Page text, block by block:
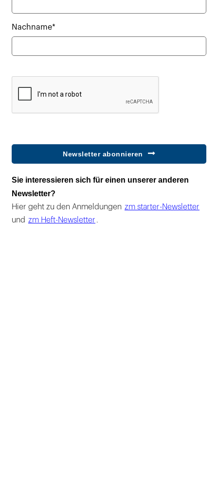
Nachname*
Newsletter abonnieren
Sie interessieren sich für einen unserer anderen
Newsletter?
Hier geht zu den Anmeldungen zm starter-Newsletter
und zm Heft-Newsletter .